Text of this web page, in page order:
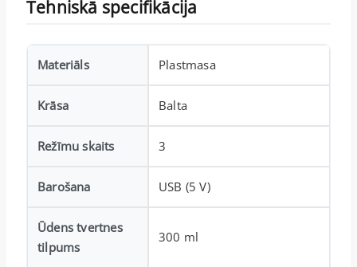
Tehniskā specifikācija
Materiāls Plastmasa
Krāsa Balta
Režīmu skaits 3
Barošana USB (5 V)
Ūdens tvertnes
tilpums
300 ml